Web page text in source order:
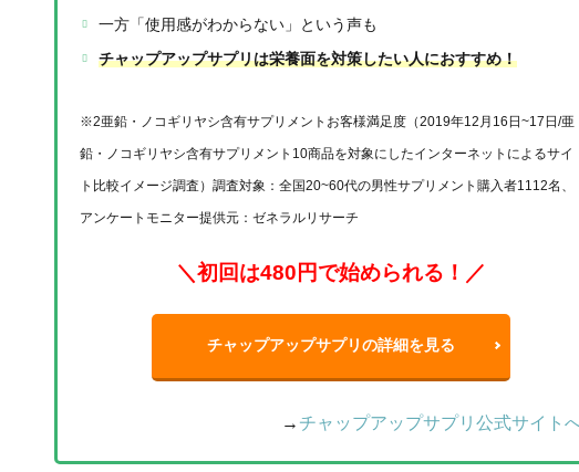
一方「使用感がわからない」という声も
チャップアップサプリは栄養面を対策したい人におすすめ！
※2亜鉛・ノコギリヤシ含有サプリメントお客様満足度（2019年12月16日~17日/亜
鉛・ノコギリヤシ含有サプリメント10商品を対象にしたインターネットによるサイ
ト比較イメージ調査）調査対象：全国20~60代の男性サプリメント購入者1112名、
アンケートモニター提供元：ゼネラルリサーチ
＼初回は480円で始められる！／
チャップアップサプリの詳細を見る
→ チャップアップサプリ公式サイト